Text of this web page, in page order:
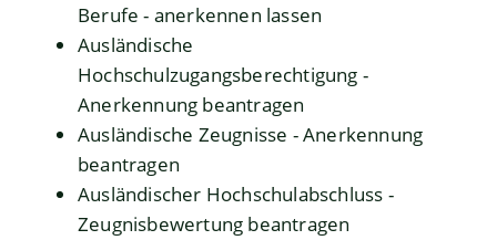
Berufe - anerkennen lassen
Ausländische
Hochschulzugangsberechtigung -
Anerkennung beantragen
Ausländische Zeugnisse - Anerkennung
beantragen
Ausländischer Hochschulabschluss -
Zeugnisbewertung beantragen